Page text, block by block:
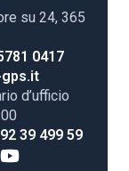
su 24, 365
0417
gps.it
d’ufficio
39 499 59